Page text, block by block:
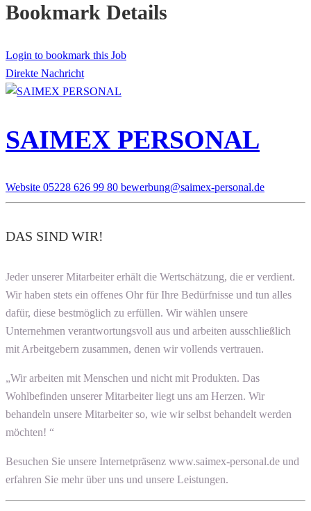
Bookmark Details
Login to bookmark this Job
Direkte Nachricht
SAIMEX PERSONAL
Website 05228 626 99 80 bewerbung@saimex-personal.de
DAS SIND WIR!
Jeder unserer Mitarbeiter erhält die Wertschätzung, die er verdient.
Wir haben stets ein offenes Ohr für Ihre Bedürfnisse und tun alles
dafür, diese bestmöglich zu erfüllen. Wir wählen unsere
Unternehmen verantwortungsvoll aus und arbeiten ausschließlich
mit Arbeitgebern zusammen, denen wir vollends vertrauen.
„Wir arbeiten mit Menschen und nicht mit Produkten. Das
Wohlbefinden unserer Mitarbeiter liegt uns am Herzen. Wir
behandeln unsere Mitarbeiter so, wie wir selbst behandelt werden
möchten! “
Besuchen Sie unsere Internetpräsenz www.saimex-personal.de und
erfahren Sie mehr über uns und unsere Leistungen.